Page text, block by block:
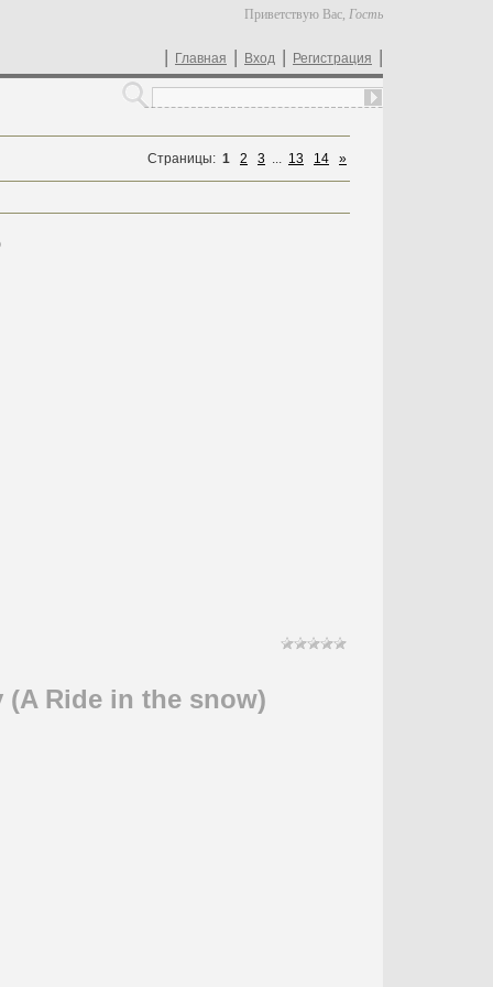
Приветствую Вас, Гость
| Главная | Вход | Регистрация |
Страницы: 1 2 3 ... 13 14 »
Ride in the snow)